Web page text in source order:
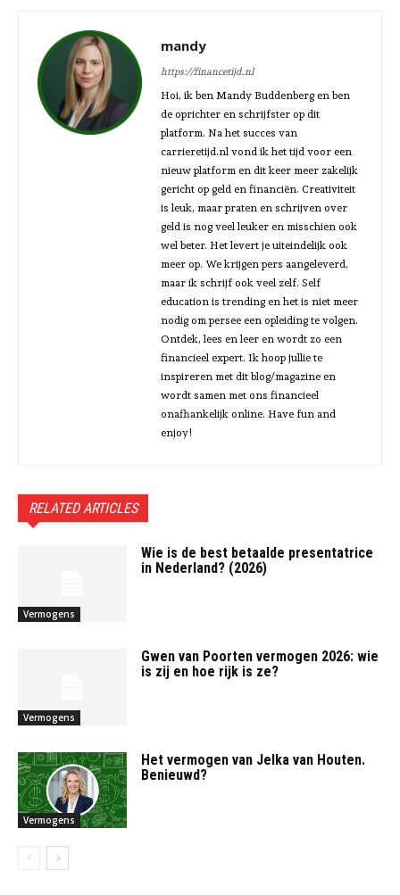
mandy
https://financetijd.nl
Hoi, ik ben Mandy Buddenberg en ben
de oprichter en schrijfster op dit
platform. Na het succes van
carrieretijd.nl vond ik het tijd voor een
nieuw platform en dit keer meer zakelijk
gericht op geld en financiën. Creativiteit
is leuk, maar praten en schrijven over
geld is nog veel leuker en misschien ook
wel beter. Het levert je uiteindelijk ook
meer op. We krijgen pers aangeleverd,
maar ik schrijf ook veel zelf. Self
education is trending en het is niet meer
nodig om persee een opleiding te volgen.
Ontdek, lees en leer en wordt zo een
financieel expert. Ik hoop jullie te
inspireren met dit blog/magazine en
wordt samen met ons financieel
onafhankelijk online. Have fun and
enjoy!
RELATED ARTICLES
Vermogens
Wie is de best betaalde presentatrice
in Nederland? (2026)
Vermogens
Gwen van Poorten vermogen 2026: wie
is zij en hoe rijk is ze?
Vermogens
Het vermogen van Jelka van Houten.
Benieuwd?